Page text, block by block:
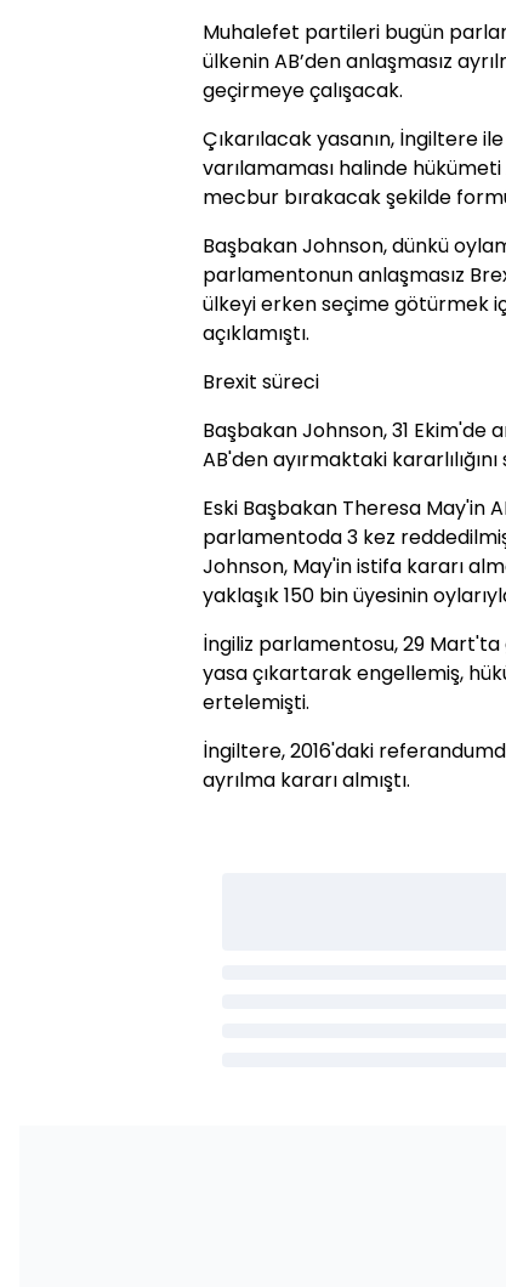
Muhalefet partileri bugün
ülkenin AB’den anlaşmasız
geçirmeye çalışacak.
Çıkarılacak yasanın, İngiltere
varılamaması halinde
mecbur bırakacak şekilde
Başbakan Johnson, dünkü
parlamentonun anlaşmasız
ülkeyi erken seçime götürmek
açıklamıştı.
Brexit süreci
Başbakan Johnson, 31 Ekim'de
AB'den ayırmaktaki kararlılığını
Eski Başbakan Theresa May'in
parlamentoda 3 kez
Johnson, May'in istifa kararı
yaklaşık 150 bin üyesinin
İngiliz parlamentosu, 29
yasa çıkartarak engellemiş,
ertelemişti.
İngiltere, 2016'daki
ayrılma kararı almıştı.